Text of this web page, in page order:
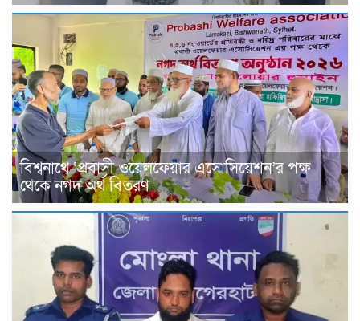
বিশ্বনাথে ‘প্রবাসী ওয়েলফেয়ার এসোসিয়েশন’র পক্ষ
থেকে নগদ অর্থ বিতরণ